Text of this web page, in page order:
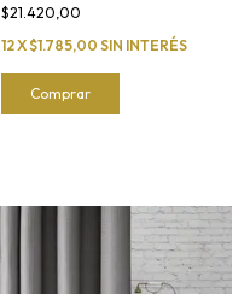
$21.420,00
12X$1.785,00 SIN INTERÉS
Comprar